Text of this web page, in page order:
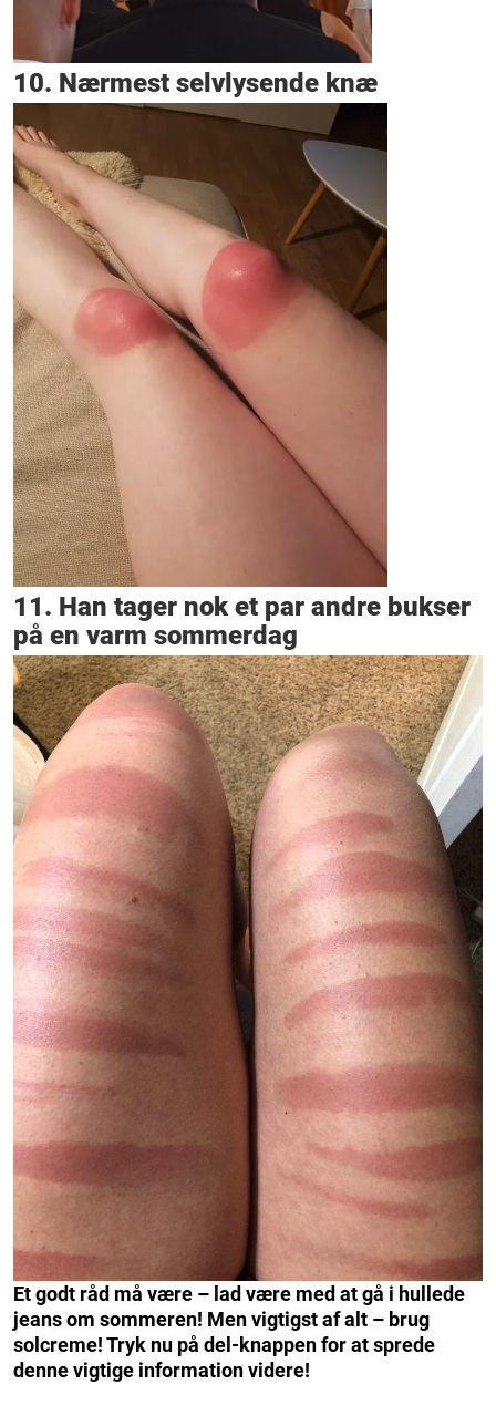
10. Nærmest selvlysende knæ
11. Han tager nok et par andre bukser
på en varm sommerdag
Et godt råd må være – lad være med at gå i hullede
jeans om sommeren! Men vigtigst af alt – brug
solcreme! Tryk nu på del-knappen for at sprede
denne vigtige information videre!